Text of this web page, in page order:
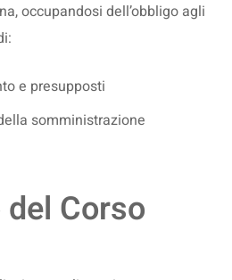
occupandosi dell’obbligo agli
e presupposti
somministrazione
Corso